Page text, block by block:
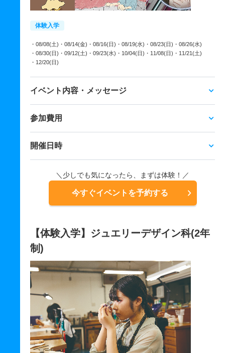
体験入学
・08/08(土) ・08/14(金) ・08/16(日) ・08/19(水) ・08/23(日) ・08/26(水)
・08/30(日) ・09/12(土) ・09/23(水) ・10/04(日) ・11/08(日) ・11/21(土)
・12/20(日)
イベント内容・メッセージ
参加費用
開催日時
＼少しでも気になったら、まずは体験！／
今すぐイベントを予約する
【体験入学】ジュエリーデザイン科(2年
制)